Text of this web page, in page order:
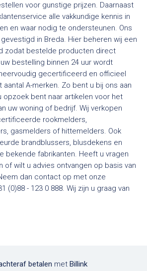
voor gunstige prijzen. Daarnaast
alle vakkundige kennis in
en waar nodig te ondersteunen. Ons
in Breda. Hier beheren wij een
zodat bestelde producten direct
bestelling binnen 24 uur wordt
gecertificeerd en officieel
A-merken. Zo bent u bij ons aan
opzoek bent naar artikelen voor het
uw woning of bedrijf. Wij verkopen
rookmelders,
gasmelders of hittemelders. Ook
brandblussers, blusdekens en
bekende fabrikanten. Heeft u vragen
of wilt u advies ontvangen op basis van
dan contact op met onze
(0)88 - 123 0 888. Wij zijn u graag van
betalen met Billink